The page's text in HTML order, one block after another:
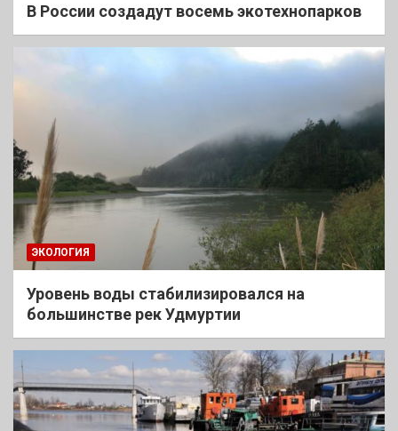
В России создадут восемь экотехнопарков
ЭКОЛОГИЯ
Уровень воды стабилизировался на
большинстве рек Удмуртии